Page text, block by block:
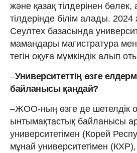
және қазақ тілдерінен
тілдерінде білім алады.
Сеултех базасында
мамандары магистратура
тегін оқуға мүмкіндік алып
–Университеттің өзге
байланысы қандай?
–ЖОО-ның өзге де шетелдік
ынтымақтастық байланысы
университетімен (Корей
мұнай университетімен